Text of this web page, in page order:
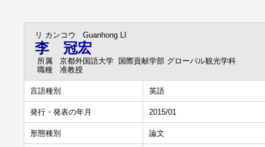
リ カンコウ Guanhong LI
李 冠宏
所属
京都外国語大学 国際貢献学部 グローバル観光学科
職種
准教授
言語種別 英語
発行・発表の年月 2015/01
形態種別 論文